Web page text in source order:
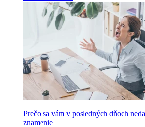
Prečo sa vám v posledných dňoch
znamenie